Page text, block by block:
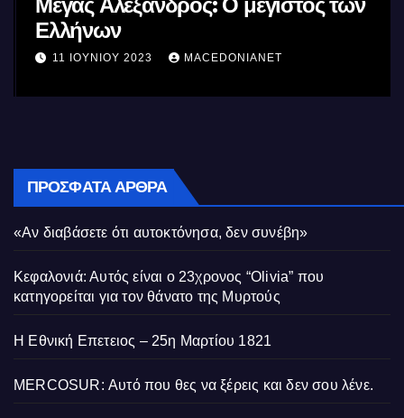
Ελλήνων
11 ΙΟΥΝΊΟΥ 2023 MACEDONIANET
ΠΡΌΣΦΑΤΑ ΆΡΘΡΑ
«Αν διαβάσετε ότι αυτοκτόνησα, δεν συνέβη»
Κεφαλονιά: Αυτός είναι ο 23χρονος “Olivia” που
κατηγορείται για τον θάνατο της Μυρτούς
Η Εθνική Επετειος – 25η Μαρτίου 1821
MERCOSUR: Αυτό που θες να ξέρεις και δεν σου λένε.